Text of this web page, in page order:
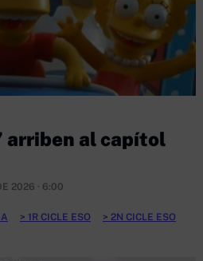
arriben al capítol
2026 · 6:00
1R CICLE ESO
2N CICLE ESO